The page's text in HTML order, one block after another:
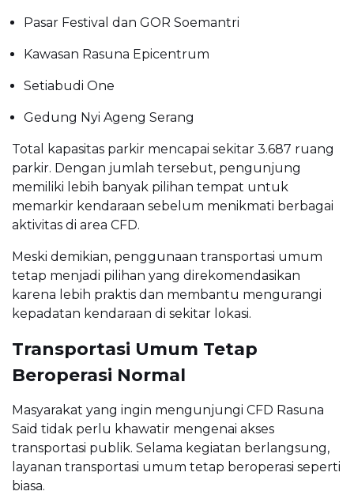
Pasar Festival dan GOR Soemantri
Kawasan Rasuna Epicentrum
Setiabudi One
Gedung Nyi Ageng Serang
Total kapasitas parkir mencapai sekitar 3.687 ruang
parkir. Dengan jumlah tersebut, pengunjung
memiliki lebih banyak pilihan tempat untuk
memarkir kendaraan sebelum menikmati berbagai
aktivitas di area CFD.
Meski demikian, penggunaan transportasi umum
tetap menjadi pilihan yang direkomendasikan
karena lebih praktis dan membantu mengurangi
kepadatan kendaraan di sekitar lokasi.
Transportasi Umum Tetap
Beroperasi Normal
Masyarakat yang ingin mengunjungi CFD Rasuna
Said tidak perlu khawatir mengenai akses
transportasi publik. Selama kegiatan berlangsung,
layanan transportasi umum tetap beroperasi seperti
biasa.